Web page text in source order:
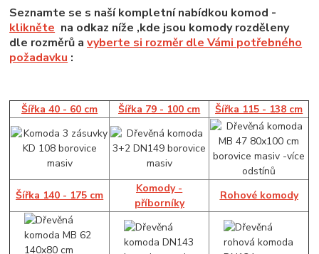
Seznamte se s naší kompletní nabídkou komod -
klikněte na odkaz níže ,kde jsou komody rozděleny
dle rozměrů avyberte si rozměr dle Vámi potřebného
požadavku :
Šířka 40 - 60 cm Šířka 79 - 100 cm Šířka 115 - 138 cm
Šířka 140 - 175 cm
Komody -
příborníky
Rohové komody